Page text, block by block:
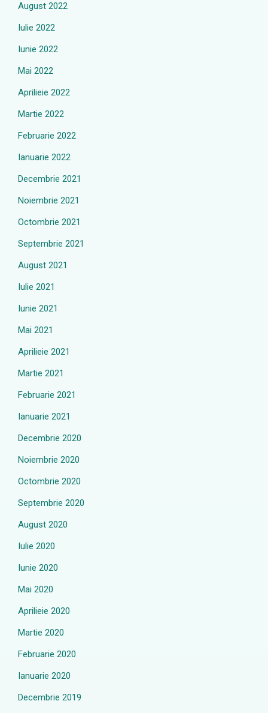
August 2022
Iulie 2022
Iunie 2022
Mai 2022
Aprilieie 2022
Martie 2022
Februarie 2022
Ianuarie 2022
Decembrie 2021
Noiembrie 2021
Octombrie 2021
Septembrie 2021
August 2021
Iulie 2021
Iunie 2021
Mai 2021
Aprilieie 2021
Martie 2021
Februarie 2021
Ianuarie 2021
Decembrie 2020
Noiembrie 2020
Octombrie 2020
Septembrie 2020
August 2020
Iulie 2020
Iunie 2020
Mai 2020
Aprilieie 2020
Martie 2020
Februarie 2020
Ianuarie 2020
Decembrie 2019